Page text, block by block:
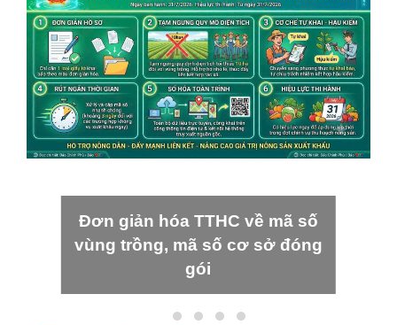
Đơn giản hóa TTHC về mã số
vùng trồng, mã số cơ sở đóng
gói